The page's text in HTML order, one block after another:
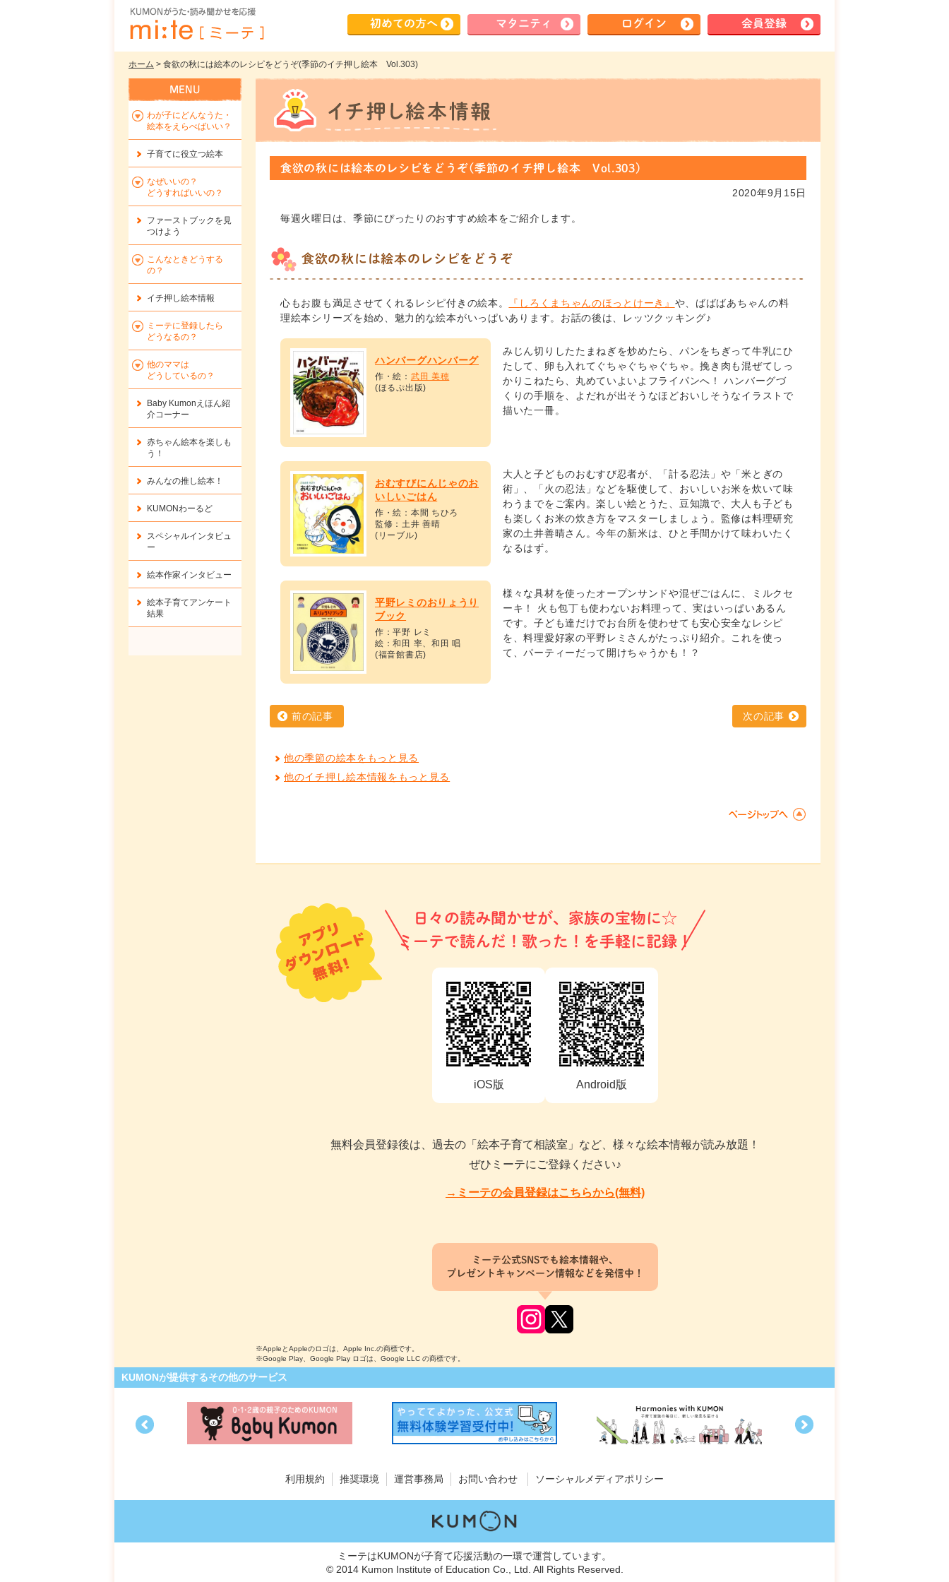
初めての方へ マタ ニティ ログイン 会員登録
ホーム > 食欲の秋には絵本のレシピをどうぞ(季節のイチ押し絵本 Vol.303)
食欲の秋には絵本のレシピをどうぞ(季節のイチ押し絵本 Vol.303)
2020年9月15日
毎週火曜日は、季節にぴったりのおすすめ絵本をご紹介します。
食欲の秋には絵本のレシピをどうぞ
心もお腹も満足させてくれるレシピ付きの絵本。 『しろくまちゃんのほっとけーき』 や、ばばばあちゃんの料
理絵本シリーズを始め、魅力的な絵本がいっぱいあります。お話の後は、レッツクッキング♪
ハンバーグハンバーグ
作・絵： 武田 美穂
(ほるぷ出版)
みじん切りしたたまねぎを炒めたら、パンをちぎって牛乳にひ
たして、卵も入れてぐちゃぐちゃぐちゃ。挽き肉も混ぜてしっ
かりこねたら、丸めていよいよフライパンへ！ ハンバーグづ
くりの手順を、よだれが出そうなほどおいしそうなイラストで
描いた一冊。
おむすびにんじゃのお
いしいごはん
作・絵：本間 ちひろ
監修：土井 善晴
(リーブル)
大人と子どものおむすび忍者が、「計る忍法」や「米とぎの
術」、「火の忍法」などを駆使して、おいしいお米を炊いて味
わうまでをご案内。楽しい絵とうた、豆知識で、大人も子ども
も楽しくお米の炊き方をマスターしましょう。監修は料理研究
家の土井善晴さん。今年の新米は、ひと手間かけて味わいたく
なるはず。
平野レミのおりょうり
ブック
作：平野 レミ
絵：和田 率、和田 唱
(福音館書店)
様々な具材を使ったオープンサンドや混ぜごはんに、ミルクセ
ーキ！ 火も包丁も使わないお料理って、実はいっぱいあるん
です。子ども達だけでお台所を使わせても安心安全なレシピ
を、料理愛好家の平野レミさんがたっぷり紹介。これを使っ
て、パーティーだって開けちゃうかも！？
前の記事 次の記事
他の季節の絵本をもっと見る
他のイチ押し絵本情報をもっと見る
わが子にどんなうた・
絵本をえらべばいい？
子育てに役立つ絵本
なぜいいの？
どうすればいいの？
ファーストブックを 見
つけよう
こんなときどうする
の？
イチ押し絵本情報
ミーテに登録したら
どうなるの？
他のママは
どうしているの？
Baby Kumonえほん紹
介コーナー
赤ちゃん絵本を楽しも
う！
みんなの推し絵本！
KUMONわーるど
スペシャルインタビュ
ー
絵本作家インタビュー
絵本子育てアンケート
結果
日々の読み聞かせが、家族の宝物に☆
ミーテで読んだ！歌った！を手軽に記録！
iOS版 Android版
無料会員登録後は、過去の「絵本子育て相談室」など、様々な絵本情報が読み放題！
ぜひミーテにご登録ください♪
→ミーテの会員登録はこちらから(無料)
ミーテ公式SNSでも絵本情報や、
プレゼントキャンペーン情報などを発信中！
※AppleとAppleのロゴは、Apple Inc.の商標です。
※Google Play、Google Play ロゴは、Google LLC の商標です。
KUMONが提供するその他のサービス
利用規約 推奨環境 運営事務局 お問い合わせ ソーシャルメディアポリシー
ミーテはKUMONが子育て応援活動の一環で運営しています。
© 2014 Kumon Institute of Education Co., Ltd. All Rights Reserved.